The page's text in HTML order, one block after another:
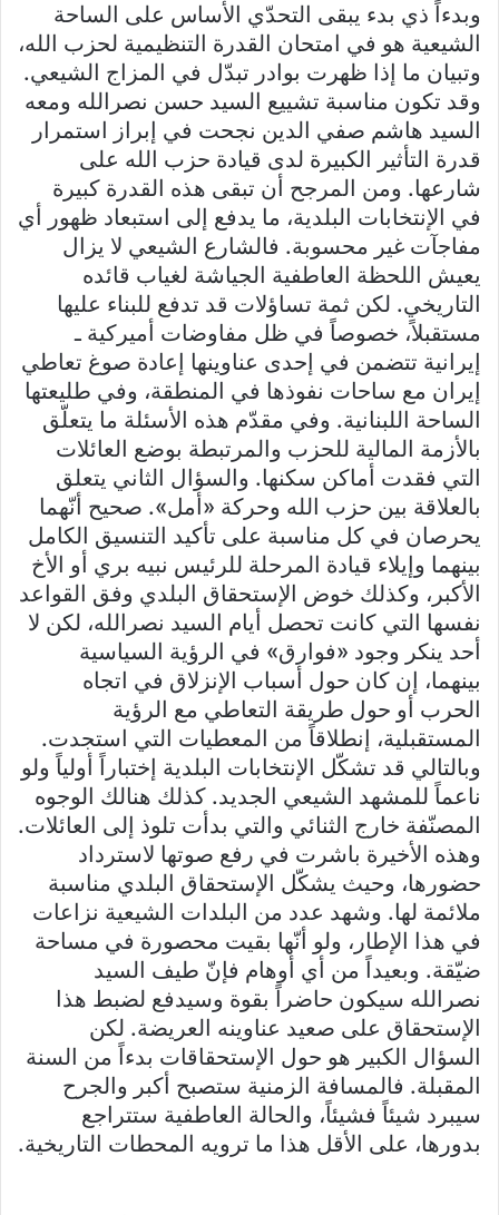
وبدءاً ذي بدء يبقى التحدّي الأساس على الساحة
الشيعية هو في امتحان القدرة التنظيمية لحزب الله،
وتبيان ما إذا ظهرت بوادر تبدّل في المزاج الشيعي.
وقد تكون مناسبة تشييع السيد حسن نصرالله ومعه
السيد هاشم صفي الدين نجحت في إبراز استمرار
قدرة التأثير الكبيرة لدى قيادة حزب الله على
شارعها. ومن المرجح أن تبقى هذه القدرة كبيرة
في الإنتخابات البلدية، ما يدفع إلى استبعاد ظهور أي
مفاجآت غير محسوبة. فالشارع الشيعي لا يزال
يعيش اللحظة العاطفية الجياشة لغياب قائده
التاريخي. لكن ثمة تساؤلات قد تدفع للبناء عليها
مستقبلاً، خصوصاً في ظل مفاوضات أميركية ـ
إيرانية تتضمن في إحدى عناوينها إعادة صوغ تعاطي
إيران مع ساحات نفوذها في المنطقة، وفي طليعتها
الساحة اللبنانية. وفي مقدّم هذه الأسئلة ما يتعلّق
بالأزمة المالية للحزب والمرتبطة بوضع العائلات
التي فقدت أماكن سكنها. والسؤال الثاني يتعلق
بالعلاقة بين حزب الله وحركة «أمل». صحيح أنّهما
يحرصان في كل مناسبة على تأكيد التنسيق الكامل
بينهما وإيلاء قيادة المرحلة للرئيس نبيه بري أو الأخ
الأكبر، وكذلك خوض الإستحقاق البلدي وفق القواعد
نفسها التي كانت تحصل أيام السيد نصرالله، لكن لا
أحد ينكر وجود «فوارق» في الرؤية السياسية
بينهما، إن كان حول أسباب الإنزلاق في اتجاه
الحرب أو حول طريقة التعاطي مع الرؤية
المستقبلية، إنطلاقاً من المعطيات التي استجدت.
وبالتالي قد تشكّل الإنتخابات البلدية إختباراً أولياً ولو
ناعماً للمشهد الشيعي الجديد. كذلك هنالك الوجوه
المصنّفة خارج الثنائي والتي بدأت تلوذ إلى العائلات.
وهذه الأخيرة باشرت في رفع صوتها لاسترداد
حضورها، وحيث يشكّل الإستحقاق البلدي مناسبة
ملائمة لها. وشهد عدد من البلدات الشيعية نزاعات
في هذا الإطار، ولو أنّها بقيت محصورة في مساحة
ضيّقة. وبعيداً من أي أوهام فإنّ طيف السيد
نصرالله سيكون حاضراً بقوة وسيدفع لضبط هذا
الإستحقاق على صعيد عناوينه العريضة. لكن
السؤال الكبير هو حول الإستحقاقات بدءاً من السنة
المقبلة. فالمسافة الزمنية ستصبح أكبر والجرح
سيبرد شيئاً فشيئاً، والحالة العاطفية ستتراجع
بدورها، على الأقل هذا ما ترويه المحطات التاريخية.